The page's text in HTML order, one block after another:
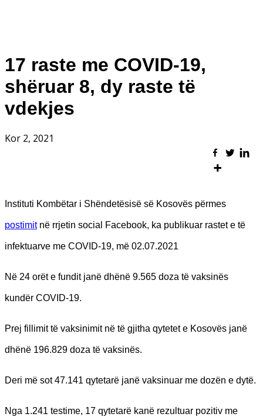
17 raste me COVID-19,
shëruar 8, dy raste të
vdekjes
Kor 2, 2021
Instituti Kombëtar i Shëndetësisë së Kosovës përmes
postimitnë rrjetin social Facebook, ka publikuar rastet e të
infektuarve me COVID-19, më 02.07.2021
Në 24 orët e fundit janë dhënë 9.565 doza të vaksinës
kundër COVID-19.
Prej fillimit të vaksinimit në të gjitha qytetet e Kosovës janë
dhënë 196.829 doza të vaksinës.
Deri më sot 47.141 qytetarë janë vaksinuar me dozën e dytë.
Nga 1.241 testime, 17 qytetarë kanë rezultuar pozitiv me